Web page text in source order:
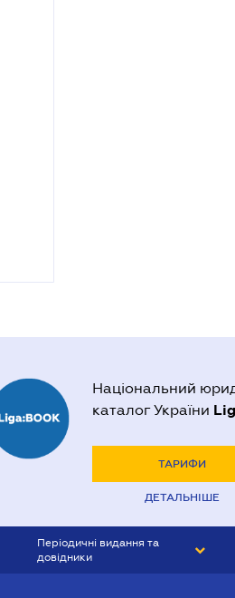
Національний
каталог України
ТАРИФИ
ДЕТАЛЬНІШЕ
Періодичні видання та
довідники